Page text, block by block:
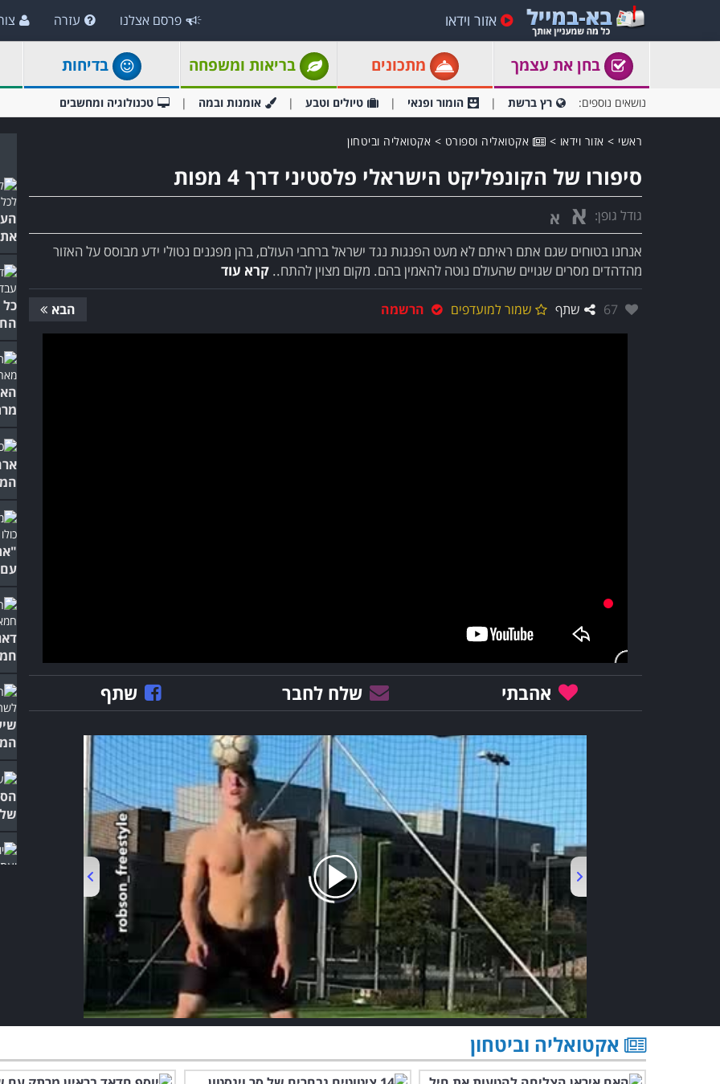
אזור וידאו פרסם אצלנו עזרה
בחן את עצמך מתכונים בריאות ומשפחה בדיחות
נושאים נוספים: רץ ברשת הומור ופנאי טיולים וטבע אומנות ובמה טכנולוגיה ומחשבים
ראשי > אזור וידאו > אקטואליה וספורט > אקטואליה וביטחון
סיפורו של הקונפליקט הישראלי פלסטיני דרך 4 מפות
גודל גופן: א א
אנחנו בטוחים שגם אתם ראיתם לא מעט הפנגות נגד ישראל ברחבי העולם, בהן מפגנים נטולי ידע מבוסס על האזור
מהדהדים מסרים שגויים שהעולם נוטה להאמין בהם. מקום מצוין להתח.. קרא עוד
אהבו:
67 שתף שמור למועדפים הרשמה הבא
אהבתי שלח לחבר שתף
00:00 /01:05
אקטואליה וביטחון